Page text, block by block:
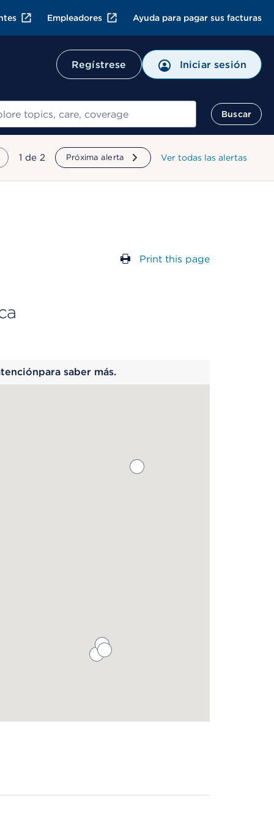
Empleadores Ayuda para pagar sus facturas
Regístrese Iniciar sesión
Buscar
mostrando
1 de 2 Próxima alerta Ver todas las alertas
Print this page
saber más.